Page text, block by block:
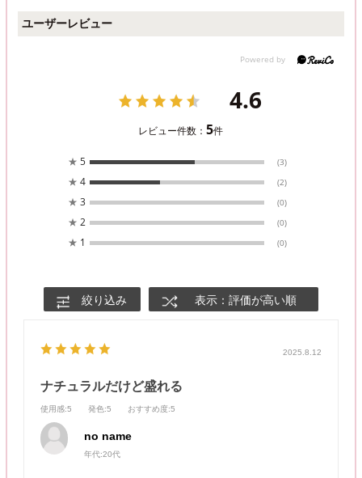
ユーザーレビュー
4.6
レビュー件数：5件
★ 5 (3)
★ 4 (2)
★ 3 (0)
★ 2 (0)
★ 1 (0)
絞り込み 表示：評価が高い順
2025.8.12
ナチュラルだけど盛れる
使用感:5 発色:5 おすすめ度:5
no name
年代:20代